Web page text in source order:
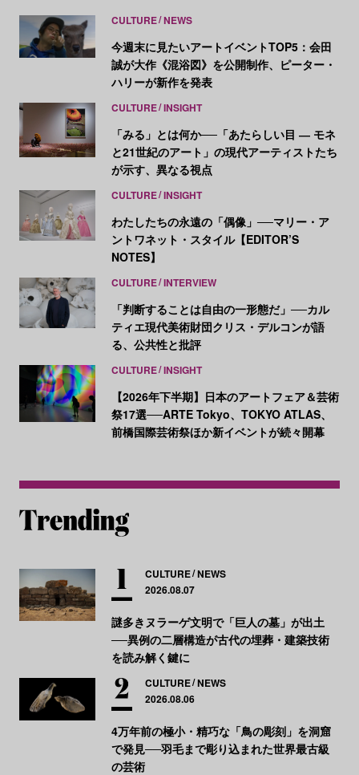
CULTURE NEWS
今週末に見たいアートイベントTOP5：会田
誠が大作《混浴図》を公開制作、ピーター・
ハリーが新作を発表
CULTURE INSIGHT
「みる」とは何か──「あたらしい目 ― モネ
と21世紀のアート」の現代アーティストたち
が示す、異なる視点
CULTURE INSIGHT
わたしたちの永遠の「偶像」──マリー・ア
ントワネット・スタイル【EDITOR’S
NOTES】
CULTURE INTERVIEW
「判断することは自由の一形態だ」──カル
ティエ現代美術財団クリス・デルコンが語
る、公共性と批評
CULTURE INSIGHT
【2026年下半期】日本のアートフェア＆芸術
祭17選──ARTE Tokyo、TOKYO ATLAS、
前橋国際芸術祭ほか新イベントが続々開幕
CULTURE NEWS
2026.08.07
謎多きヌラーゲ文明で「巨人の墓」が出土
──異例の二層構造が古代の埋葬・建築技術
を読み解く鍵に
CULTURE NEWS
2026.08.06
4万年前の極小・精巧な「鳥の彫刻」を洞窟
で発見──羽毛まで彫り込まれた世界最古級
の芸術